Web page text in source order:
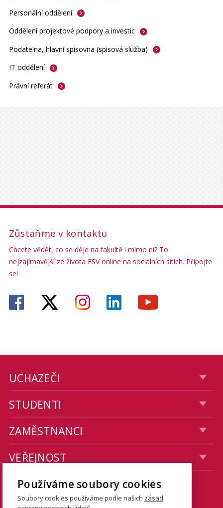
Personálníoddělení
Oddělení projektové podpory a investic
Podatelna, hlavní spisovna (spisová služba)
IT oddělení
Právníreferát
Zůstaňme v kontaktu
Chcete vědět, co se děje na fakultě i mimo ni? To
nejzajímavější ze života FSV online na sociálních sítích. Připojte
se!
UCHAZEČI
STUDENTI
ZAMĚSTNANCI
VEŘEJNOST
KONTAKTY
Používáme soubory cookies
Soubory cookies používáme podle našich zásad